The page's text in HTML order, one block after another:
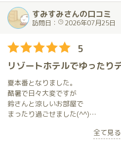
すみすみさんの口コミ
訪問日： 2026年07月25日
5
リゾートホテルでゆったり
夏本番となりました。
酷暑で日々大変ですが
鈴さんと涼しいお部屋で
まったり過ごせました(^^)
リゾートホテルの様な 豪華なお部
全て見